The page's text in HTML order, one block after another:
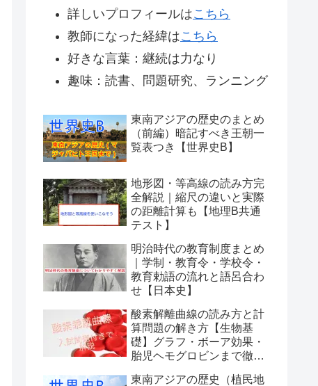
詳しいプロフィールはこちら
教師になった経緯はこちら
好きな言葉：継続は力なり
趣味：読書、問題研究、ランニング
東南アジアの歴史のまとめ
（前編）暗記すべき王朝一
覧表つき【世界史B】
地形図・等高線の読み方完
全解説｜縮尺の違いと実際
の距離計算も【地理B共通
テスト】
明治時代の教育制度まとめ
｜学制・教育令・学校令・
教育勅語の流れと語呂合わ
せ【日本史】
酸素解離曲線の読み方と計
算問題の解き方【生物基
礎】グラフ・ボーア効果・
胎児ヘモグロビンまで徹底
東南アジアの歴史（植民地